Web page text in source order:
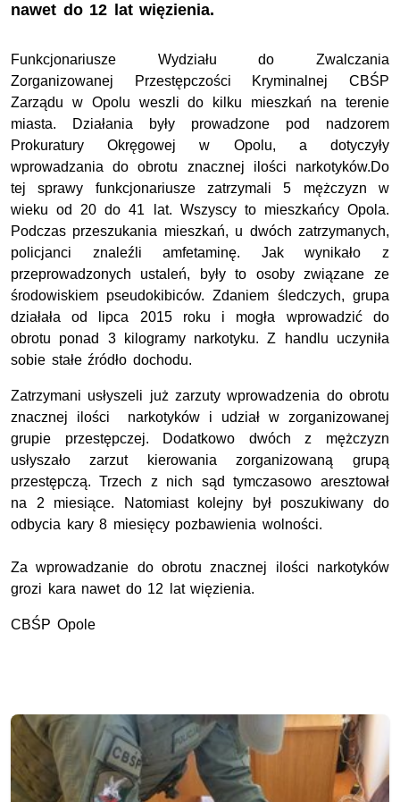
nawet do 12 lat więzienia.
Funkcjonariusze Wydziału do Zwalczania
Zorganizowanej Przestępczości Kryminalnej CBŚP
Zarządu w Opolu weszli do kilku mieszkań na terenie
miasta. Działania były prowadzone pod nadzorem
Prokuratury Okręgowej w Opolu, a dotyczyły
wprowadzania do obrotu znacznej ilości narkotyków.Do
tej sprawy funkcjonariusze zatrzymali 5 mężczyzn w
wieku od 20 do 41 lat. Wszyscy to mieszkańcy Opola.
Podczas przeszukania mieszkań, u dwóch zatrzymanych,
policjanci znaleźli amfetaminę. Jak wynikało z
przeprowadzonych ustaleń, były to osoby związane ze
środowiskiem pseudokibiców. Zdaniem śledczych, grupa
działała od lipca 2015 roku i mogła wprowadzić do
obrotu ponad 3 kilogramy narkotyku. Z handlu uczyniła
sobie stałe źródło dochodu.
Zatrzymani usłyszeli już zarzuty wprowadzenia do obrotu
znacznej ilości narkotyków i udział w zorganizowanej
grupie przestępczej. Dodatkowo dwóch z mężczyzn
usłyszało zarzut kierowania zorganizowaną grupą
przestępczą. Trzech z nich sąd tymczasowo aresztował
na 2 miesiące. Natomiast kolejny był poszukiwany do
odbycia kary 8 miesięcy pozbawienia wolności.
Za wprowadzanie do obrotu znacznej ilości narkotyków
grozi kara nawet do 12 lat więzienia.
CBŚP Opole